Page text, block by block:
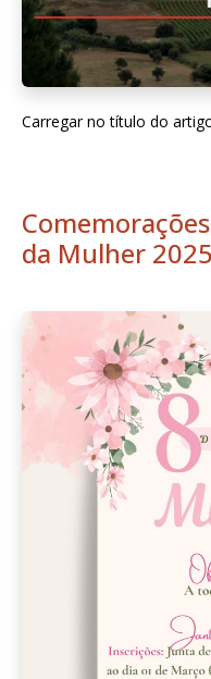
Carregar no título do
da Mulher 2025